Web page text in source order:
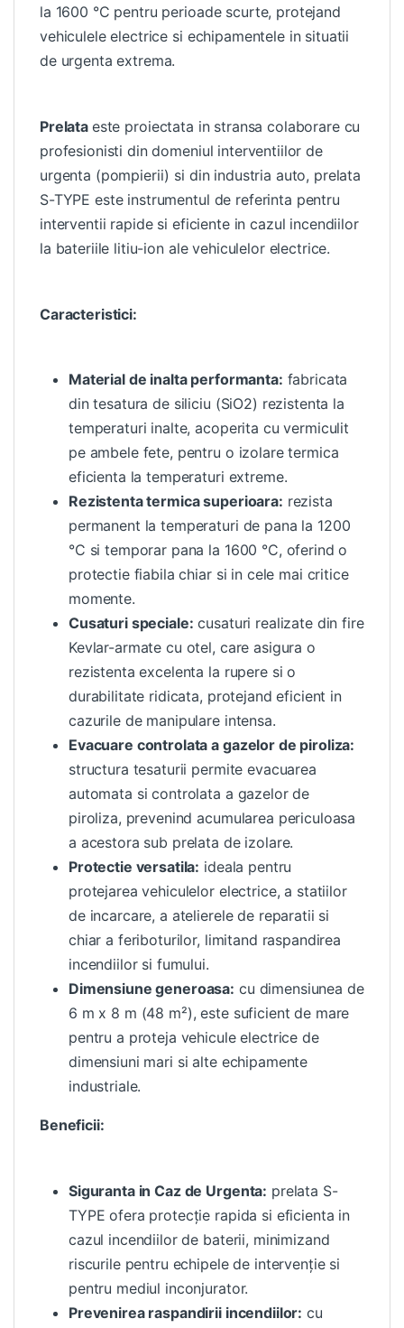
la 1600 °C pentru perioade scurte, protejand
vehiculele electrice si echipamentele in situatii
de urgenta extrema.
Prelata este proiectata in stransa colaborare cu
profesionisti din domeniul interventiilor de
urgenta (pompierii) si din industria auto, prelata
S-TYPE este instrumentul de referinta pentru
interventii rapide si eficiente in cazul incendiilor
la bateriile litiu-ion ale vehiculelor electrice.
Caracteristici:
Material de inalta performanta: fabricata
din tesatura de siliciu (SiO2) rezistenta la
temperaturi inalte, acoperita cu vermiculit
pe ambele fete, pentru o izolare termica
eficienta la temperaturi extreme.
Rezistenta termica superioara: rezista
permanent la temperaturi de pana la 1200
°C si temporar pana la 1600 °C, oferind o
protectie fiabila chiar si in cele mai critice
momente.
Cusaturi speciale: cusaturi realizate din fire
Kevlar-armate cu otel, care asigura o
rezistenta excelenta la rupere si o
durabilitate ridicata, protejand eficient in
cazurile de manipulare intensa.
Evacuare controlata a gazelor de piroliza:
structura tesaturii permite evacuarea
automata si controlata a gazelor de
piroliza, prevenind acumularea periculoasa
a acestora sub prelata de izolare.
Protectie versatila: ideala pentru
protejarea vehiculelor electrice, a statiilor
de incarcare, a atelierele de reparatii si
chiar a feriboturilor, limitand raspandirea
incendiilor si fumului.
Dimensiune generoasa: cu dimensiunea de
6 m x 8 m (48 m²), este suficient de mare
pentru a proteja vehicule electrice de
dimensiuni mari si alte echipamente
industriale.
Beneficii:
Siguranta in Caz de Urgenta: prelata S-
TYPE ofera protecție rapida si eficienta in
cazul incendiilor de baterii, minimizand
riscurile pentru echipele de intervenție si
pentru mediul inconjurator.
Prevenirea raspandirii incendiilor: cu